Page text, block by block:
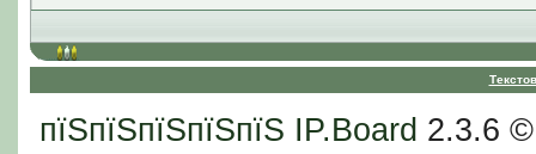
пїЅпїЅпїЅпїЅпїЅ IP.Board 2.3.6